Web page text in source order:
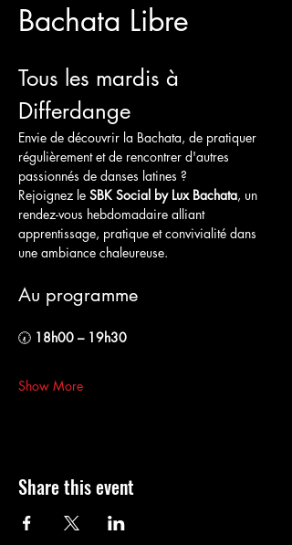
Bachata Libre
Tous les mardis à
Differdange
Envie de découvrir la Bachata, de pratiquer
régulièrement et de rencontrer d'autres
passionnés de danses latines ?
Rejoignez le SBK Social by Lux Bachata, un
rendez-vous hebdomadaire alliant
apprentissage, pratique et convivialité dans
une ambiance chaleureuse.
Au programme
🕢 18h00 – 19h30
Show More
Share this event